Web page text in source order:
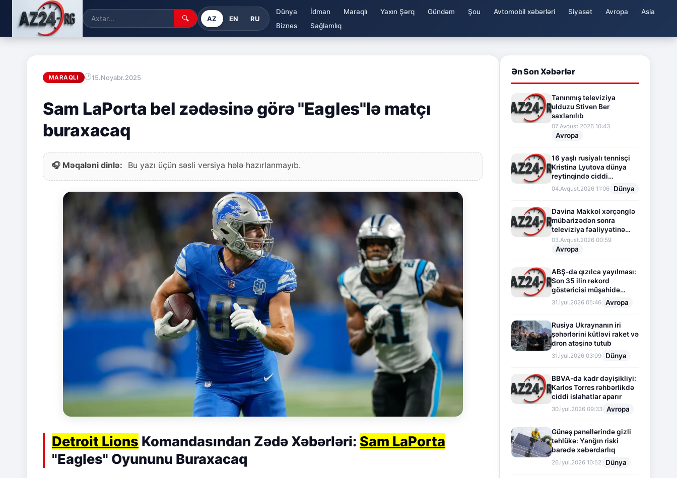
🔍 AZ EN RU
Dünya İdman Maraqlı Yaxın Şərq Gündəm Şou Avtomobil xəbərləri Siyasət Avropa
Asia
Biznes
Sağlamlıq
MARAQLI 15.Noyabr.2025
Sam LaPorta bel zədəsinə görə "Eagles"lə matçı
buraxacaq
🎧 Məqaləni dinlə: Bu yazı üçün səsli versiya hələ hazırlanmayıb.
Detroit Lions Komandasından Zədə Xəbərləri: Sam LaPorta
"Eagles" Oyununu Buraxacaq
Ən Son Xəbərlər
Tanınmış televiziya
ulduzu Stiven Ber
saxlanılıb
07.Avqust.2026 10:43
Avropa
16 yaşlı rusiyalı tennisçi
Kristina Lyutova dünya
reytinqində ciddi
irəliləyişə imza atdı
04.Avqust.2026 11:06 Dünya
Davina Makkol xərçənglə
mübarizədən sonra
televiziya fəaliyyətinə
fasilə verir
03.Avqust.2026 00:59
Avropa
ABŞ-da qızılca yayılması:
Son 35 ilin rekord
göstəricisi müşahidə
olunur
31.İyul.2026 05:46 Avropa
Rusiya Ukraynanın iri
şəhərlərini kütləvi raket və
dron atəşinə tutub
31.İyul.2026 03:09 Dünya
BBVA-da kadr dəyişikliyi:
Karlos Torres rəhbərlikdə
ciddi islahatlar aparır
30.İyul.2026 09:33 Avropa
Günəş panellərində gizli
təhlükə: Yanğın riski
barədə xəbərdarlıq
26.İyul.2026 10:52 Dünya